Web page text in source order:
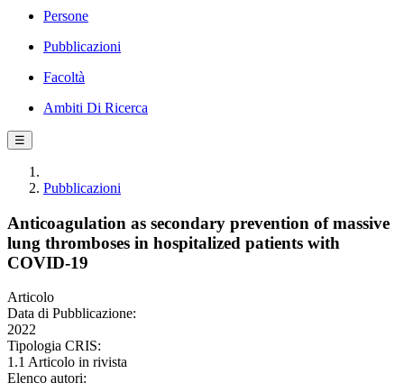
Persone
Pubblicazioni
Facoltà
Ambiti Di Ricerca
☰
Pubblicazioni
Anticoagulation as secondary prevention of massive
lung thromboses in hospitalized patients with
COVID-19
Articolo
Data di Pubblicazione:
2022
Tipologia CRIS:
1.1 Articolo in rivista
Elenco autori: